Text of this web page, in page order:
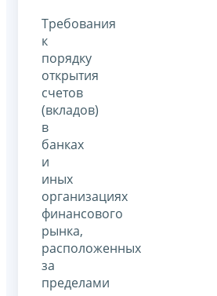
Требования
к
порядку
открытия
счетов
(вкладов)
в
банках
и
иных
организациях
финансового
рынка,
расположенных
за
пределами